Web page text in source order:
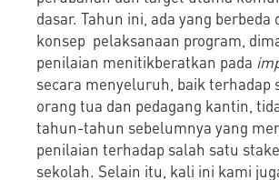
dasar. Tahun ini, ada yang berbeda
konsep pelaksanaan program,
penilaian menitikberatkan pada
secara menyeluruh, baik terhadap
orang tua dan pedagang kantin,
tahun-tahun sebelumnya yang
penilaian terhadap salah satu
sekolah. Selain itu, kali ini kami